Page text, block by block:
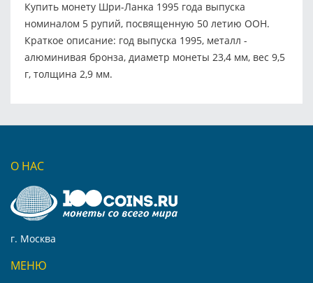
Купить монету Шри-Ланка 1995 года выпуска
номиналом 5 рупий, посвященную 50 летию ООН.
Краткое описание: год выпуска 1995, металл -
алюминивая бронза, диаметр монеты 23,4 мм, вес 9,5
г, толщина 2,9 мм.
О НАС
г. Москва
МЕНЮ